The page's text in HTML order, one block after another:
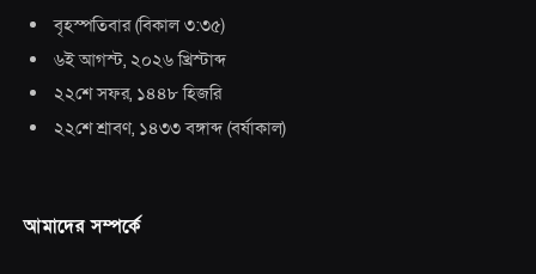
বৃহস্পতিবার(বিকাল ৩:৩৫)
৬ই আগস্ট, ২০২৬ খ্রিস্টাব্দ
২২শে সফর, ১৪৪৮ হিজরি
২২শে শ্রাবণ, ১৪৩৩ বঙ্গাব্দ (বর্ষাকাল)
আমাদের সম্পর্কে